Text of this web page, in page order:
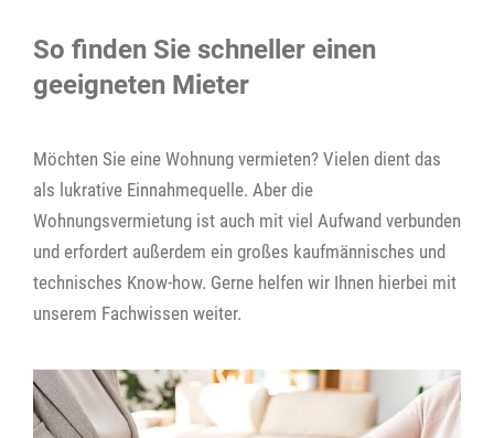
So finden Sie schneller einen
geeigneten Mieter
Möchten Sie eine Wohnung vermieten? Vielen dient das
als lukrative Einnahmequelle. Aber die
Wohnungsvermietung ist auch mit viel Aufwand verbunden
und erfordert außerdem ein großes kaufmännisches und
technisches Know-how. Gerne helfen wir Ihnen hierbei mit
unserem Fachwissen weiter.